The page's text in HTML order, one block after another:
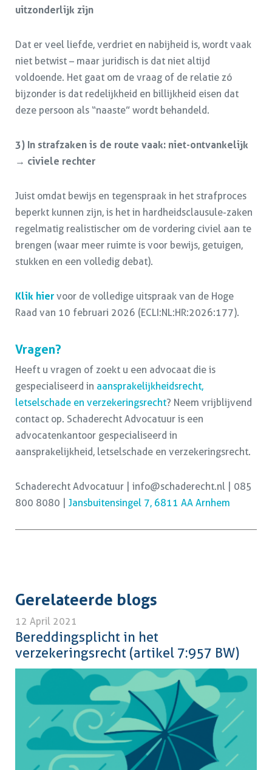
uitzonderlijk zijn
Dat er veel liefde, verdriet en nabijheid is, wordt vaak
niet betwist – maar juridisch is dat niet altijd
voldoende. Het gaat om de vraag of de relatie zó
bijzonder is dat redelijkheid en billijkheid eisen dat
deze persoon als “naaste” wordt behandeld.
3) In strafzaken is de route vaak: niet-ontvankelijk
→ civiele rechter
Juist omdat bewijs en tegenspraak in het strafproces
beperkt kunnen zijn, is het in hardheidsclausule-zaken
regelmatig realistischer om de vordering civiel aan te
brengen (waar meer ruimte is voor bewijs, getuigen,
stukken en een volledig debat).
Klik hier voor de volledige uitspraak van de Hoge
Raad van 10 februari 2026 (ECLI:NL:HR:2026:177).
Vragen?
Heeft u vragen of zoekt u een advocaat die is
gespecialiseerd in aansprakelijkheidsrecht,
letselschade en verzekeringsrecht? Neem vrijblijvend
contact op. Schaderecht Advocatuur is een
advocatenkantoor gespecialiseerd in
aansprakelijkheid, letselschade en verzekeringsrecht.
Schaderecht Advocatuur | info@schaderecht.nl | 085
800 8080 |
Jansbuitensingel 7, 6811 AA Arnhem
Gerelateerde blogs
12 April 2021
Bereddingsplicht in het
verzekeringsrecht (artikel 7:957 BW)